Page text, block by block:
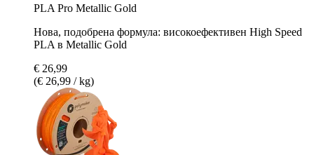
PLA Pro Metallic Gold
Нова, подобрена формула: високоефективен High Speed
PLA в Metallic Gold
€ 26,99
(€ 26,99 / kg)